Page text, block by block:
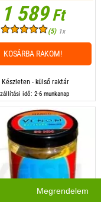
1 589Ft
(5) 1x
Készleten - külső raktár
idő: 2-6 munkanap
KOSÁRBA RAKOM!
Megrendelem